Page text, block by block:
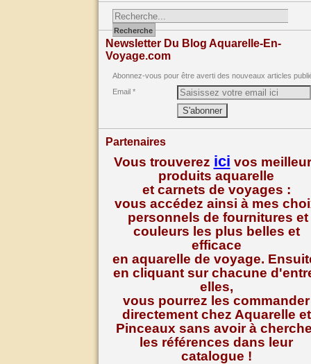
Newsletter Du Blog Aquarelle-En-
Voyage.com
Abonnez-vous pour être averti des nouveaux articles
Email
Partenaires
Vous trouverez ici vos
produits aquarelle
et carnets de voyages :
vous accédez ainsi à mes
personnels de fournitures et
couleurs les plus belles et
efficace
en aquarelle de voyage.
en cliquant sur chacune
elles,
vous pourrez les commander
directement chez Aquarelle et
Pinceaux sans avoir à
les références dans leur
catalogue !